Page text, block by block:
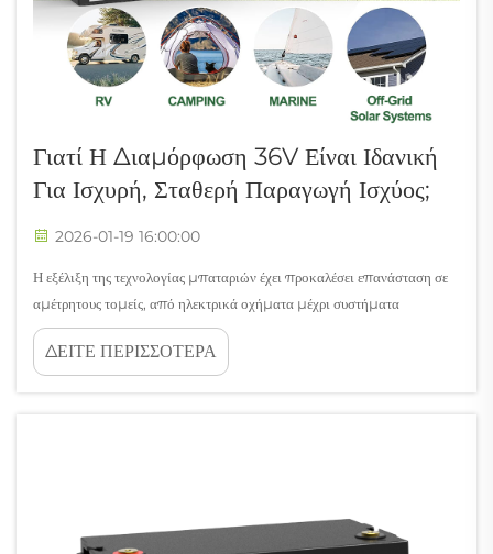
Γιατί Η Διαμόρφωση 36V Είναι Ιδανική
Για Ισχυρή, Σταθερή Παραγωγή Ισχύος;
2026-01-19 16:00:00
Η εξέλιξη της τεχνολογίας μπαταριών έχει προκαλέσει επανάσταση σε
αμέτρητους τομείς, από ηλεκτρικά οχήματα μέχρι συστήματα
αποθήκευσης ενέργειας από ανανεώσιμες πηγές. Ανάμεσα στις
διάφορες διατάξεις τάσης που υπάρχουν, η μπαταρία 36V ξεχωρίζει ως
ΔΕΙΤΕ ΠΕΡΙΣΣΟΤΕΡΑ